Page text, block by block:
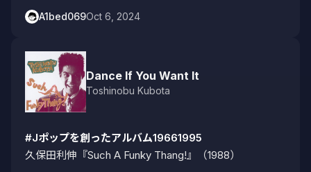
A1bed069Oct 6, 2024
Dance If You Want It
Toshinobu Kubota
#Jポップを創ったアルバム19661995
久保田利伸『Such A Funky Thang!』（1988）